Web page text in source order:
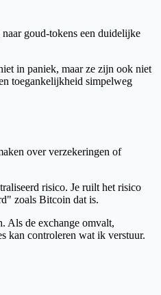
goud-tokens een duidelijke
in paniek, maar ze zijn ook niet
toegankelijkheid simpelweg
over verzekeringen of
risico. Je ruilt het risico
zoals Bitcoin dat is.
Als de exchange omvalt,
kan controleren wat ik verstuur.